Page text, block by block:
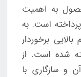
به اهمیت
است. به
برخوردار
شده است. از
و سازگاری با